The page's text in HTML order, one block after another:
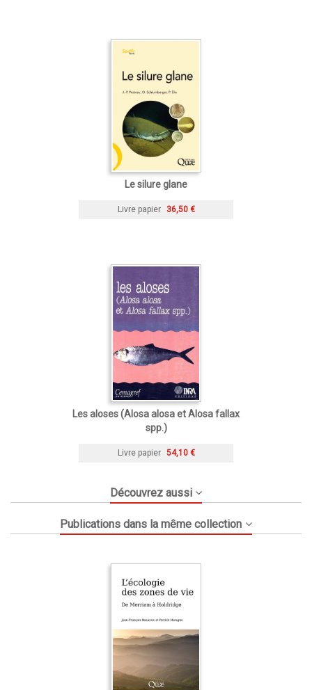
Le silure glane
Livre papier 36,50 €
Les aloses (Alosa alosa et Alosa fallax
spp.)
Livre papier 54,10 €
Découvrez aussi
Publications dans la même collection